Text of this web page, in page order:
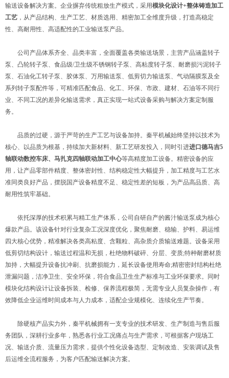
输送设备解决方案。企业摒弃传统粗放生产模式，采用模块化设计+整体铸造加工
工艺 ，从产品结构、生产工艺、材质选用、精密加工全维度升级，打造高稳定
性、高耐用性、高适配性的工业输送泵产品。
公司产品体系齐全、品类丰富，全面覆盖各类输送场景，主营产品涵盖转子
泵、凸轮转子泵、食品级/卫生级不锈钢转子泵、高粘度转子泵、耐磨损污泥转子
泵、石油化工转子泵、胶体泵、万用输送泵、低剪切力输送泵、气动隔膜泵及全
系列转子泵配件等，可精准匹配食品、化工、环保、市政、建材、石油等不同行
业、不同工况的差异化输送需求，真正实现一站式设备采购与解决方案定制服
务。
品质的过硬，源于严苛的生产工艺与设备加持。秦平机械始终坚持以技术为
核心、以品质为根基，持续加大新材料、新工艺研发投入，同时引进进口德马吉5
轴联动数控车床、马扎克四轴联动加工中心等高精度加工设备。精密设备的应
用，让产品零部件精度、整体密封性、结构稳定性大幅提升，加工精度与工艺水
准同类良好产品，摆脱国产设备精度不足、稳定性差的短板，为产品高品质、高
耐用性筑牢基础。
依托深厚的技术积累与精工生产体系，公司自研自产的酱汁输送泵成为核心
爆款产品。该设备针对行业复杂工况深度优化，聚焦耐磨、稳输、护料、易运维
四大核心优势，精准解决各类高粘度、含颗粒、高杂质介质输送难题。设备采用
低剪切结构设计，输送过程温和无损，杜绝物料破碎、分层、变质;特种耐磨材质
加持，大幅提升设备抗冲刷、抗磨损能力，延长设备使用寿命;精密密封结构杜绝
泄漏问题，洁净卫生、安全环保，符合食品卫生生产标准与工业环保要求。同时
模块化结构设计让设备拆装、检修、保养流程极简，无需专业人员复杂操作，有
效降低企业运维时间成本与人力成本，适配企业规模化、连续化生产节奏。
除硬核产品实力外，秦平机械拥有一支专业的技术研发、生产制造与售后服
务团队，深耕行业多年，熟悉各行业工况痛点与生产需求，可根据客户现场工
况、输送介质、流量压力需求，提供个性化设备选型、定制改造、安装调试及售
后运维全流程服务，为客户匹配输送解决方案。